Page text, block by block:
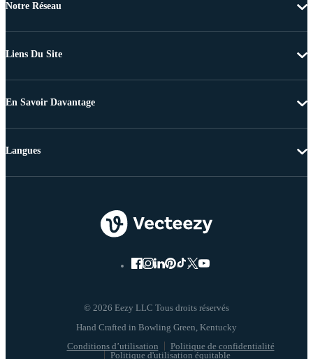
Notre Réseau
Liens Du Site
En Savoir Davantage
© 2026 Eezy LLC Tous droits réservés
Conditions d’utilisation
Politique de confidentialité
Politique d'utilisation équitable
Langues